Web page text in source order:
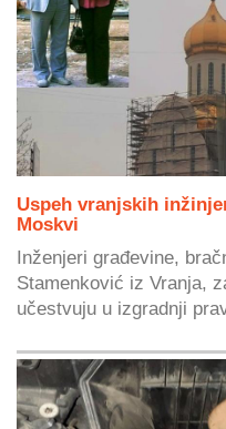
Uspeh vranjskih
Moskvi
Inženjeri građevine,
Stamenković iz Vranja,
učestvuju u izgradnji